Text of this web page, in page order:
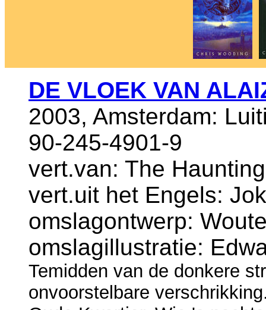
DE VLOEK VAN
2003, Amsterdam:
90-245-4901-9
vert.van: The
vert.uit het Engels:
omslagontwerp:
omslagillustratie:
Temidden van de donkere
onvoorstelbare